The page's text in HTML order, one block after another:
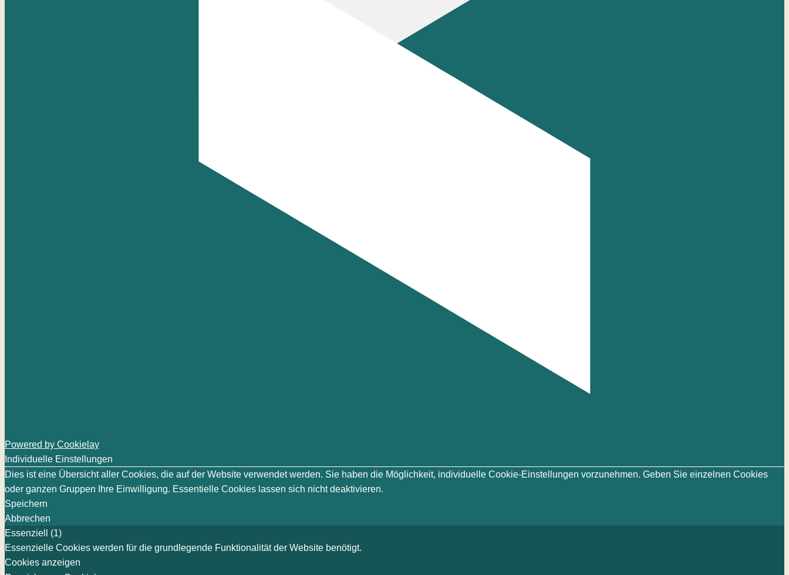
Powered by Cookielay
Individuelle Einstellungen
Dies ist eine Übersicht aller Cookies, die auf der Website verwendet werden. Sie haben die Möglichkeit, individuelle Cookie-Einstellungen vorzunehmen. Geben Sie einzelnen Cookies
oder ganzen Gruppen Ihre Einwilligung. Essentielle Cookies lassen sich nicht deaktivieren.
Speichern
Abbrechen
Essenziell (1)
Essenzielle Cookies werden für die grundlegende Funktionalität der Website benötigt.
Cookies anzeigen